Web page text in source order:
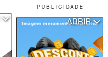
P U B L I C I D A D E
ABRIR